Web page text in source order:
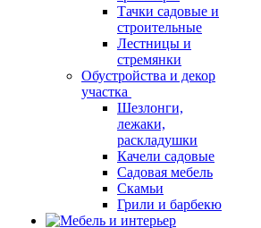
Тачки садовые и
строительные
Лестницы и
стремянки
Обустройства и декор
участка
Шезлонги,
лежаки,
раскладушки
Качели садовые
Садовая мебель
Скамьи
Грили и барбекю